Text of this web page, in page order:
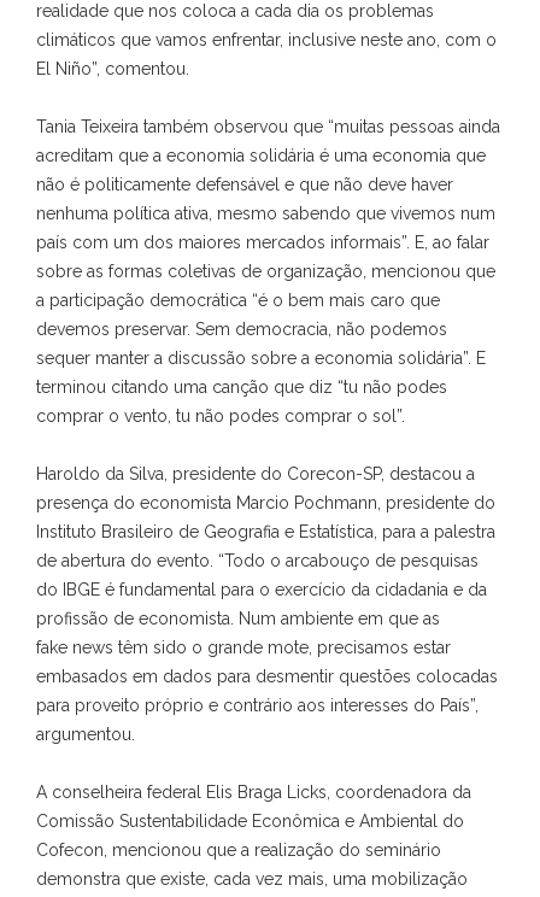
realidade que nos coloca a cada dia os problemas
climáticos que vamos enfrentar, inclusive neste ano, com o
El Niño”, comentou.
Tania Teixeira também observou que “muitas pessoas ainda
acreditam que a economia solidária é uma economia que
não é politicamente defensável e que não deve haver
nenhuma política ativa, mesmo sabendo que vivemos num
país com um dos maiores mercados informais”. E, ao falar
sobre as formas coletivas de organização, mencionou que
a participação democrática “é o bem mais caro que
devemos preservar. Sem democracia, não podemos
sequer manter a discussão sobre a economia solidária”. E
terminou citando uma canção que diz “tu não podes
comprar o vento, tu não podes comprar o sol”.
Haroldo da Silva, presidente do Corecon-SP, destacou a
presença do economista Marcio Pochmann, presidente do
Instituto Brasileiro de Geografia e Estatística, para a palestra
de abertura do evento. “Todo o arcabouço de pesquisas
do IBGE é fundamental para o exercício da cidadania e da
profissão de economista. Num ambiente em que as
fake news têm sido o grande mote, precisamos estar
embasados em dados para desmentir questões colocadas
para proveito próprio e contrário aos interesses do País”,
argumentou.
A conselheira federal Elis Braga Licks, coordenadora da
Comissão Sustentabilidade Econômica e Ambiental do
Cofecon, mencionou que a realização do seminário
demonstra que existe, cada vez mais, uma mobilização